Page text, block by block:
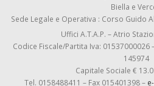
Biella e
Sede Legale e Operativa : Corso Guido
Uffici A.T.A.P. – Atrio
Codice Fiscale/Partita Iva: 01537000026
145974
Capitale Sociale €
Tel. 0158488411 – Fax 015401398 –